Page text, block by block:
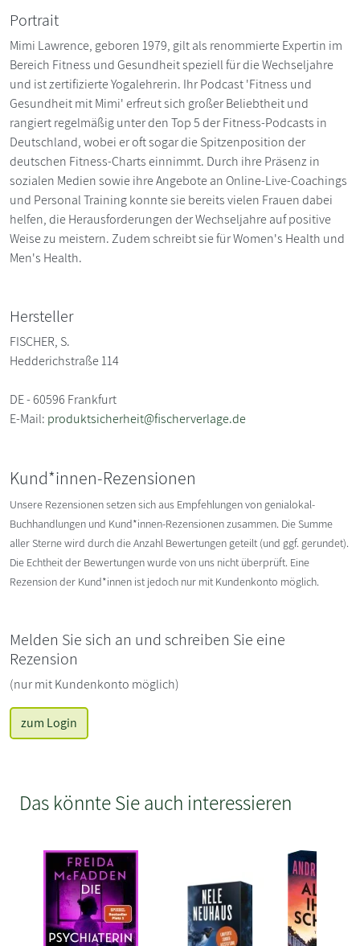
Portrait
Mimi Lawrence, geboren 1979, gilt als renommierte Expertin im
Bereich Fitness und Gesundheit speziell für die Wechseljahre
und ist zertifizierte Yogalehrerin. Ihr Podcast 'Fitness und
Gesundheit mit Mimi' erfreut sich großer Beliebtheit und
rangiert regelmäßig unter den Top 5 der Fitness-Podcasts in
Deutschland, wobei er oft sogar die Spitzenposition der
deutschen Fitness-Charts einnimmt. Durch ihre Präsenz in
sozialen Medien sowie ihre Angebote an Online-Live-Coachings
und Personal Training konnte sie bereits vielen Frauen dabei
helfen, die Herausforderungen der Wechseljahre auf positive
Weise zu meistern. Zudem schreibt sie für Women's Health und
Men's Health.
Hersteller
FISCHER, S.
Hedderichstraße 114
DE - 60596 Frankfurt
E-Mail: produktsicherheit@fischerverlage.de
Kund*innen-Rezensionen
Unsere Rezensionen setzen sich aus Empfehlungen von genialokal-
Buchhandlungen und Kund*innen-Rezensionen zusammen. Die Summe
aller Sterne wird durch die Anzahl Bewertungen geteilt (und ggf. gerundet).
Die Echtheit der Bewertungen wurde von uns nicht überprüft. Eine
Rezension der Kund*innen ist jedoch nur mit Kundenkonto möglich.
Melden Sie sich an und schreiben Sie eine
Rezension
(nur mit Kundenkonto möglich)
zum Login
Das könnte Sie auch interessieren